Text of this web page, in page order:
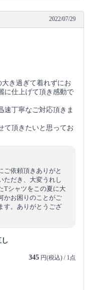
2022/07/29
き過ぎて着れずにお
に仕上げて頂き感動で
速丁寧なご対応頂きま
て頂きたいと思ってお
ご依頼頂きありがと
ただき、大変うれし
Tシャツをこの夏に大
かお困りのことがご
す。ありがとうござ
345 円(税込) / 1点